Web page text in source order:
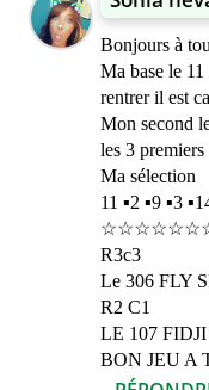
Bonjours à
Ma base le
rentrer il est
Mon second
les 3 premiers
Ma sélection
11 ▪︎2 ▪︎9 ▪︎3
R3c3
Le 306 FLY
R2 C1
LE 107
BON JEU A